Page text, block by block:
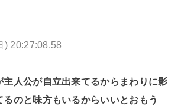
) 20:27:08.58
主人公が自立出来てるからまわりに影
のと味方もいるからいいとおもう